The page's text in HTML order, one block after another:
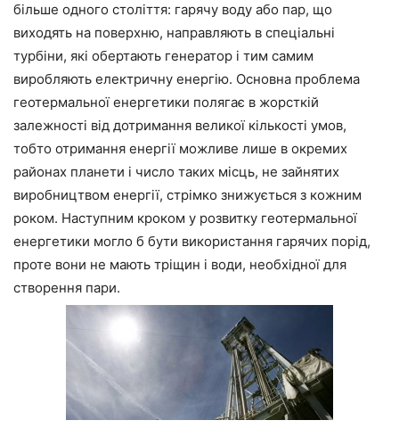
більше одного століття: гарячу воду або пар, що
виходять на поверхню, направляють в спеціальні
турбіни, які обертають генератор і тим самим
виробляють електричну енергію. Основна проблема
геотермальної енергетики полягає в жорсткій
залежності від дотримання великої кількості умов,
тобто отримання енергії можливе лише в окремих
районах планети і число таких місць, не зайнятих
виробництвом енергії, стрімко знижується з кожним
роком. Наступним кроком у розвитку геотермальної
енергетики могло б бути використання гарячих порід,
проте вони не мають тріщин і води, необхідної для
створення пари.